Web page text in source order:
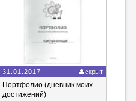
31.01.2017 скрыт
Портфолио (дневник моих
достижений)